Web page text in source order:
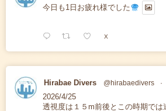
今日も1日お疲れ様でした
X
Hirabae Divers @hirabaedivers ·
2026/4/25
透視度は１５m前後とこの時期では